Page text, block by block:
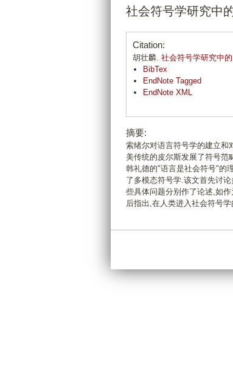
社会符号学研究中
Citation:
胡壮麟. 社会符号学研究中
BibTex
EndNote Tagged
EndNote XML
摘要:
索绪尔对语言符号学的建立和
美传统的皮尔斯发展了符号范
韩礼德的"语言是社会符号"的
了多模态符号学.该文首先讨
些具体问题分别作了论述,如
后指出,在人类进入社会符号